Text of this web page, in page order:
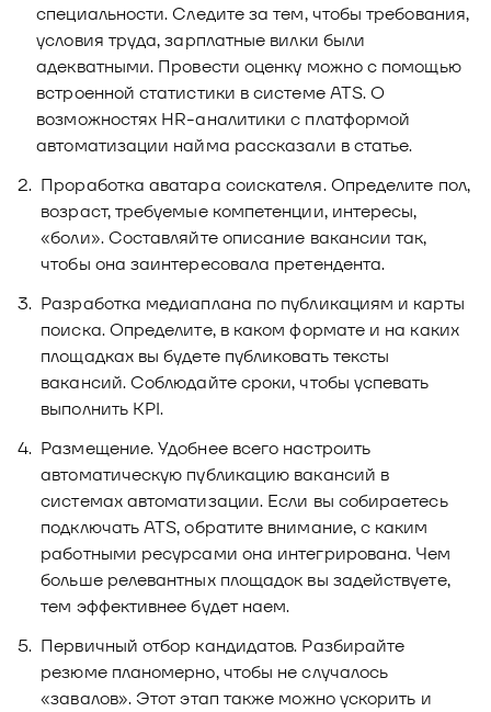
специальности. Следите за тем, чтобы требования,
условия труда, зарплатные вилки были
адекватными. Провести оценку можно с помощью
встроенной статистики в системе ATS. О
возможностях HR-аналитики с платформой
автоматизации найма рассказали в статье.
Проработка аватара соискателя. Определите пол,
возраст, требуемые компетенции, интересы,
«боли». Составляйте описание вакансии так,
чтобы она заинтересовала претендента.
Разработка медиаплана по публикациям и карты
поиска. Определите, в каком формате и на каких
площадках вы будете публиковать тексты
вакансий. Соблюдайте сроки, чтобы успевать
выполнить KPI.
Размещение. Удобнее всего настроить
автоматическую публикацию вакансий в
системах автоматизации. Если вы собираетесь
подключать ATS, обратите внимание, с каким
работными ресурсами она интегрирована. Чем
больше релевантных площадок вы задействуете,
тем эффективнее будет наем.
Первичный отбор кандидатов. Разбирайте
резюме планомерно, чтобы не случалось
«завалов». Этот этап также можно ускорить и